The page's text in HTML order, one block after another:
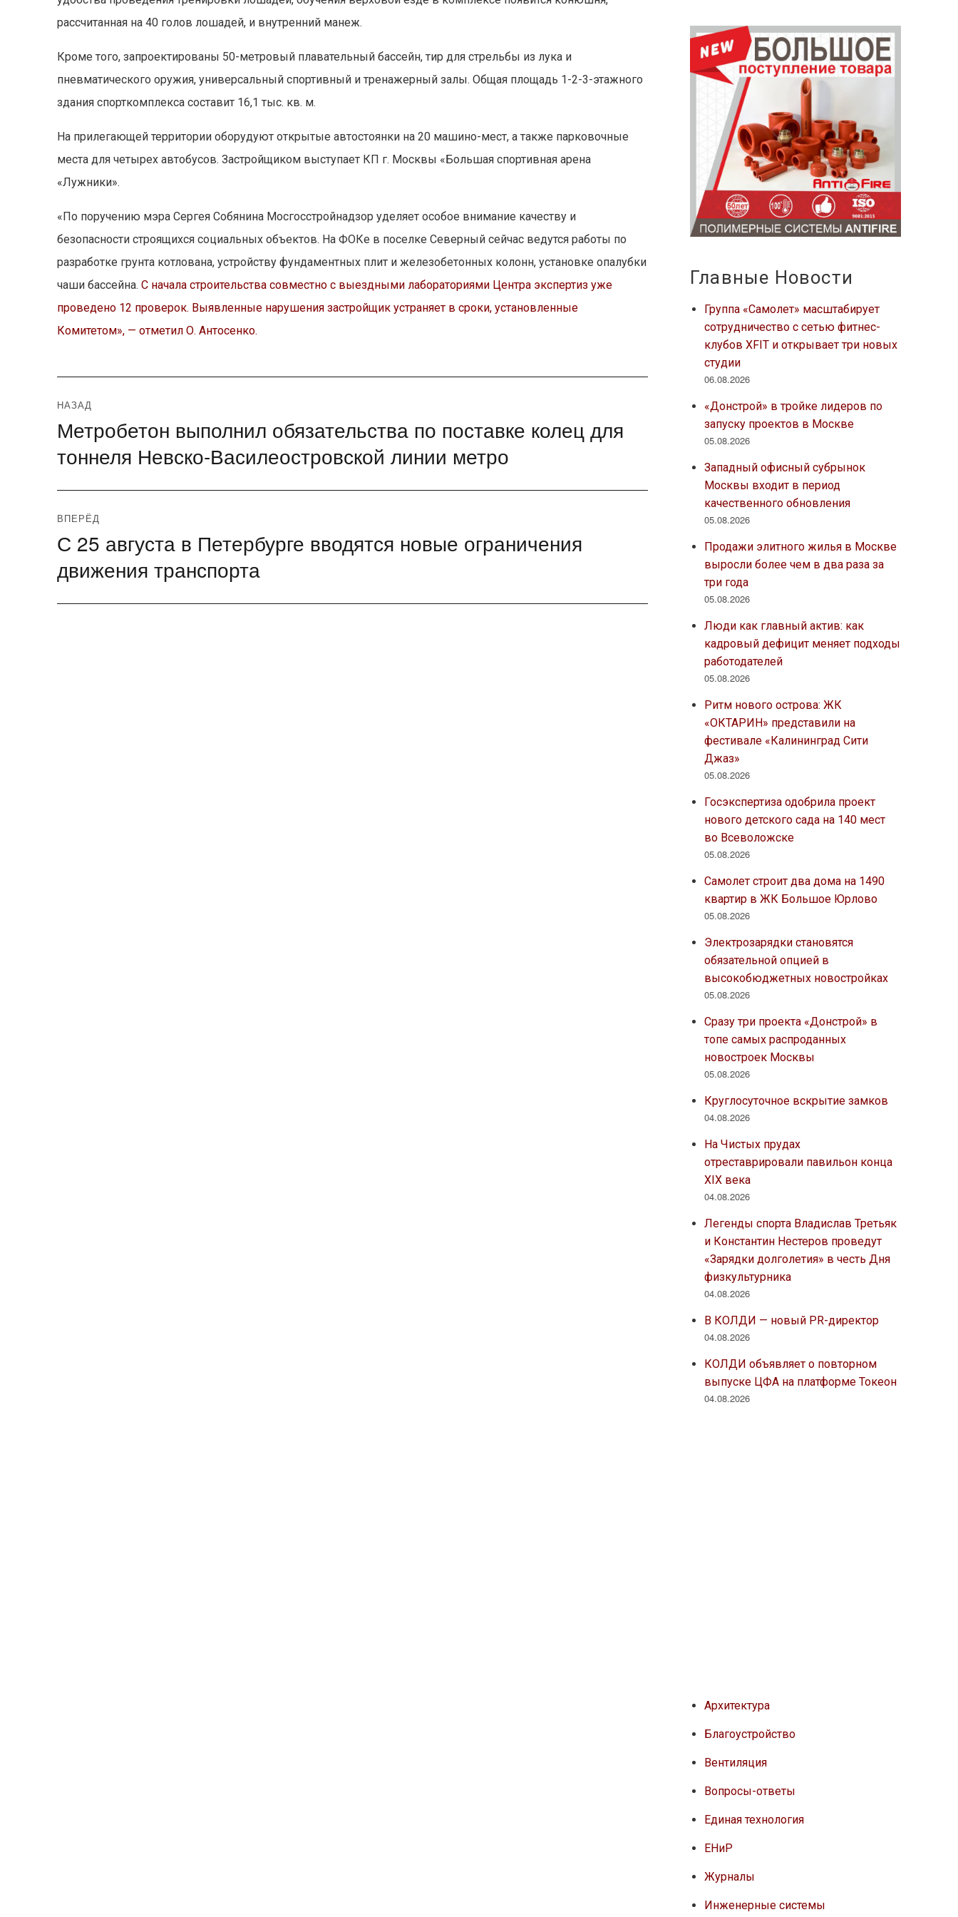
рассчитанная на 40 голов лошадей, и внутренний манеж.
Кроме того, запроектированы 50-метровый плавательный бассейн, тир для стрельбы из лука и
пневматического оружия, универсальный спортивный и тренажерный залы. Общая площадь 1-2-3-этажного
здания спорткомплекса составит 16,1 тыс. кв. м.
На прилегающей территории оборудуют открытые автостоянки на 20 машино-мест, а также парковочные
места для четырех автобусов. Застройщиком выступает КП г. Москвы «Большая спортивная арена
«Лужники».
«По поручению мэра Сергея Собянина Мосгосстройнадзор уделяет особое внимание качеству и
безопасности строящихся социальных объектов. На ФОКе в поселке Северный сейчас ведутся работы по
разработке грунта котлована, устройству фундаментных плит и железобетонных колонн, установке опалубки
чаши бассейна.С начала строительства совместно с выездными лабораториями Центра экспертиз уже
проведено 12 проверок. Выявленные нарушения застройщик устраняет в сроки, установленные
Комитетом», — отметил О. Антосенко.
Навигация
по
записям
НАЗАД
Предыдущая
запись:
Метробетон выполнил обязательства по поставке колец для
тоннеля Невско-Василеостровской линии метро
ВПЕРЁД
Следующая
С 25 августа в Петербурге вводятся новые ограничения
движения транспорта
Главные Новости
Группа «Самолет» масштабирует
сотрудничество с сетью фитнес-
клубов XFIT и открывает три новых
студии
06.08.2026
«Донстрой» в тройке лидеров по
запуску проектов в Москве
05.08.2026
Западный офисный субрынок
Москвы входит в период
качественного обновления
05.08.2026
Продажи элитного жилья в Москве
выросли более чем в два раза за
три года
05.08.2026
Люди как главный актив: как
кадровый дефицит меняет подходы
работодателей
05.08.2026
Ритм нового острова: ЖК
«ОКТАРИН» представили на
фестивале «Калининград Сити
Джаз»
05.08.2026
Госэкспертиза одобрила проект
нового детского сада на 140 мест
во Всеволожске
05.08.2026
Самолет строит два дома на 1490
квартир в ЖК Большое Юрлово
05.08.2026
Электрозарядки становятся
обязательной опцией в
высокобюджетных новостройках
05.08.2026
Сразу три проекта «Донстрой» в
топе самых распроданных
новостроек Москвы
05.08.2026
Круглосуточное вскрытие замков
04.08.2026
На Чистых прудах
отреставрировали павильон конца
XIX века
04.08.2026
Легенды спорта Владислав Третьяк
и Константин Нестеров проведут
«Зарядки долголетия» в честь Дня
физкультурника
04.08.2026
В КОЛДИ — новый PR-директор
04.08.2026
КОЛДИ объявляет о повторном
выпуске ЦФА на платформе Токеон
04.08.2026
Архитектура
Благоустройство
Вентиляция
Вопросы-ответы
Единая технология
ЕНиР
Журналы
Инженерные системы